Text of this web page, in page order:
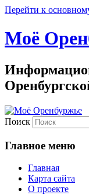
Перейти к
Моё
Поиск
Главное меню
Главная
Карта сайта
О проекте